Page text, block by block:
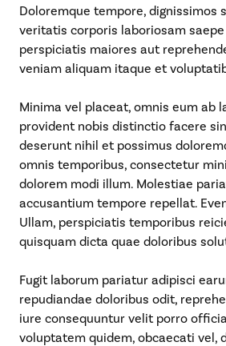
Doloremque tempore, dignissimos
veritatis corporis laboriosam
perspiciatis maiores aut
veniam aliquam itaque et
Minima vel placeat, omnis eum ab
provident nobis distinctio facere
deserunt nihil et possimus
omnis temporibus, consectetur
dolorem modi illum. Molestiae
accusantium tempore repellat.
Ullam, perspiciatis temporibus
quisquam dicta quae doloribus
Fugit laborum pariatur adipisci
repudiandae doloribus odit,
iure consequuntur velit porro
voluptatem quidem, obcaecati vel,